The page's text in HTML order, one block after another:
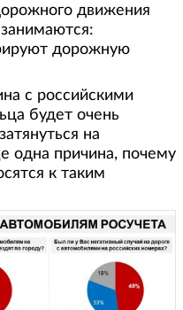
движения
дорожную
с российскими
будет очень
на
одна причина, почему
к таким